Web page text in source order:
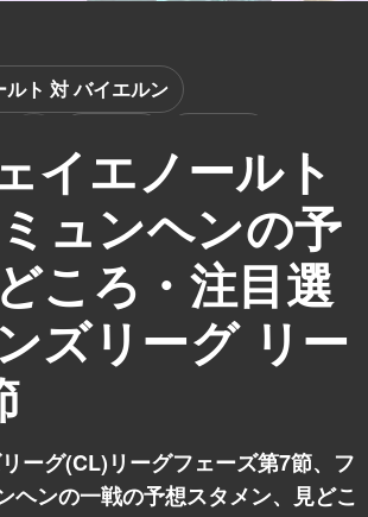
イエノールト
ュンヘンの予
ころ・注目選
ズリーグ リー
ルト 対 バイエルン
ーグ(CL)リーグフェーズ第7節、フ
ヘンの一戦の予想スタメン、見どこ